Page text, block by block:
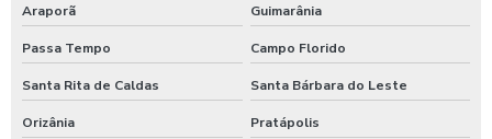
Araporã Guimarânia
Passa Tempo Campo Florido
Santa Rita de Caldas Santa Bárbara do Leste
Orizânia Pratápolis